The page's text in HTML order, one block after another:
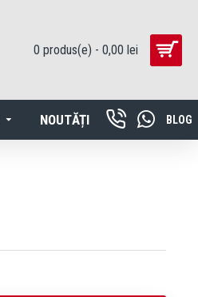
0 produs(e) - 0,00 lei
NOUTĂȚI BLOG